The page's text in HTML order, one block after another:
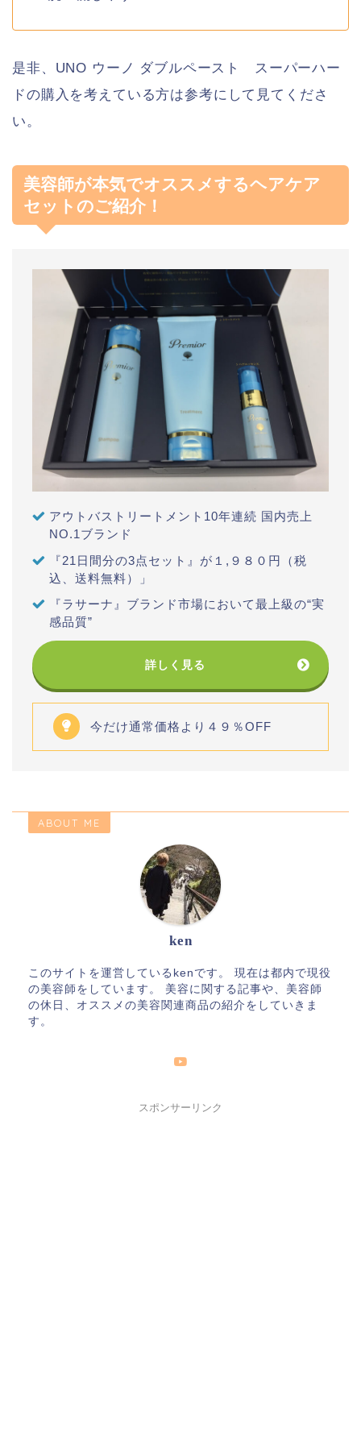
是非、UNO ウーノ ダブルペースト スーパーハー
ドの購入を考えている方は参考にして見てくださ
い。
美容師が本気でオススメするヘアケア
セットのご紹介！
アウトバストリートメント10年連続 国内売上
NO.1ブランド
『21日間分の3点セット』が１,９８０円（税
込、送料無料）」
『ラサーナ』ブランド市場において最上級の“実
感品質”
詳しく見る
今だけ通常価格より４９％OFF
ABOUT ME
ken
このサイトを運営しているkenです。 現在は都内で現役
の美容師をしています。 美容に関する記事や、美容師
の休日、オススメの美容関連商品の紹介をしていきま
す。
スポンサーリンク